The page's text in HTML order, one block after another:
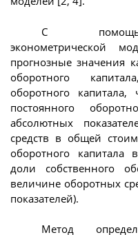
С помощью
эконометрической
прогнозные значения
оборотного
оборотного капитала,
постоянного
абсолютных
средств в общей
оборотного капитала
доли собственного
величине оборотных
показателей).
Метод